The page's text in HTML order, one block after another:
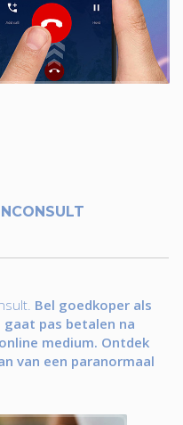
Bel goedkoper als
pas betalen na
medium. Ontdek
van een paranormaal